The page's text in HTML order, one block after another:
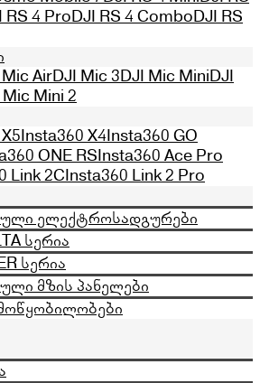
RS 4 ProDJI RS 4 ComboDJI RS
AirDJI Mic 3DJI Mic MiniDJI
Mic Mini 2
Insta360 X4Insta360 GO
ONE RSInsta360 Ace Pro
Link 2CInsta360 Link 2 Pro
ელექტროსადგურები
სერია
სერია
მზის პანელები